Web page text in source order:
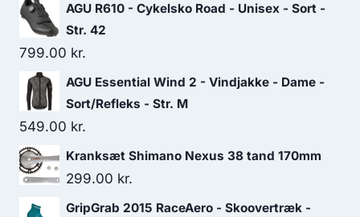
AGU R610 - Cykelsko Road - Unisex - Sort -
Str. 42
799.00 kr.
AGU Essential Wind 2 - Vindjakke - Dame -
Sort/Refleks - Str. M
549.00 kr.
Kranksæt Shimano Nexus 38 tand 170mm
299.00 kr.
GripGrab 2015 RaceAero - Skoovertræk -